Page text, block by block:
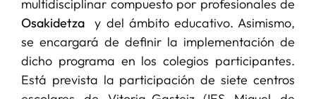
multidisciplinar compuesto por profesionales de
Osakidetza y del ámbito educativo. Asimismo,
se encargará de definir la implementación de
dicho programa en los colegios participantes.
Está prevista la participación de siete centros